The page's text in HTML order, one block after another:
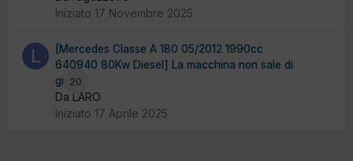
Iniziato 17 Novembre 2025
20
[Mercedes Classe A 180 05/2012 1990cc
640940 80Kw Diesel] La macchina non sale di
giri
Da LARO
Iniziato 17 Aprile 2025